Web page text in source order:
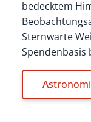
bedecktem
Sternwarte
Spendenbasis